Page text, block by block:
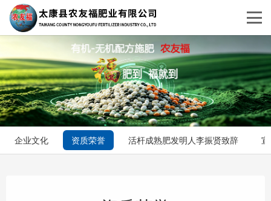
企业文化 资质荣誉 活杆成熟肥发明人李振贤致辞